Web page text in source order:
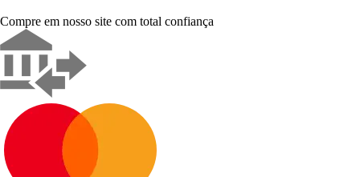
Compre em nosso site com total confiança